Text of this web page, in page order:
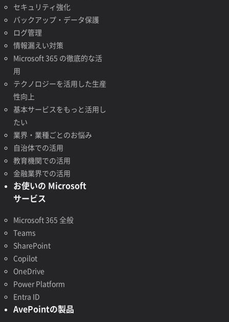
セキュリティ強化
バックアップ・データ保護
ログ管理
情報漏えい対策
Microsoft 365 の徹底的な活
用
テクノロジーを活用した生産
性向上
基本サービスをもっと活用し
たい
業界・業種ごとのお悩み
自治体での活用
教育機関での活用
金融業界での活用
お使いの Microsoft
サービス
Microsoft 365 全般
Teams
SharePoint
Copilot
OneDrive
Power Platform
Entra ID
AvePointの製品